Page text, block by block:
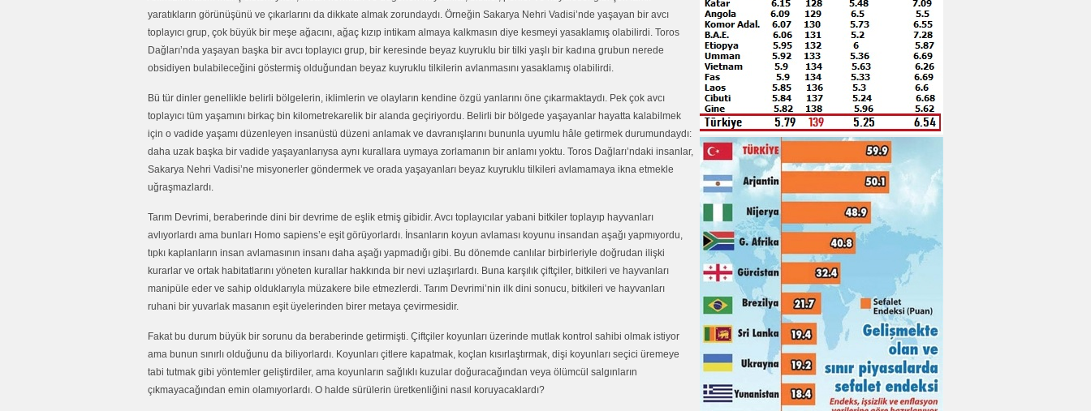
yaratıkların görünüşünü ve çıkarlarını da dikkate almak zorundaydı. Örneğin Sakarya Nehri Vadisi’nde yaşayan bir avcı
toplayıcı grup, çok büyük bir meşe ağacını, ağaç kızıp intikam almaya kalkmasın diye kesmeyi yasaklamış olabilirdi. Toros
Dağları’nda yaşayan başka bir avcı toplayıcı grup, bir keresinde beyaz kuyruklu bir tilki yaşlı bir kadına grubun nerede
obsidiyen bulabileceğini göstermiş olduğundan beyaz kuyruklu tilkilerin avlanmasını yasaklamış olabilirdi.
Bü tür dinler genellikle belirli bölgelerin, iklimlerin ve olayların kendine özgü yanlarını öne çıkarmaktaydı. Pek çok avcı
toplayıcı tüm yaşamını birkaç bin kilometrekarelik bir alanda geçiriyordu. Belirli bir bölgede yaşayanlar hayatta kalabilmek
için o vadide yaşamı düzenleyen insanüstü düzeni anlamak ve davranışlarını bununla uyumlu hâle getirmek durumundaydı:
daha uzak başka bir vadide yaşayanlarıysa aynı kurallara uymaya zorlamanın bir anlamı yoktu. Toros Dağları’ndaki insanlar,
Sakarya Nehri Vadisi’ne misyonerler göndermek ve orada yaşayanları beyaz kuyruklu tilkileri avlamamaya ikna etmekle
uğraşmazlardı.
Tarım Devrimi, beraberinde dini bir devrime de eşlik etmiş gibidir. Avcı toplayıcılar yabani bitkiler toplayıp hayvanları
avlıyorlardı ama bunları Homo sapiens’e eşit görüyorlardı. İnsanların koyun avlaması koyunu insandan aşağı yapmıyordu,
tıpkı kaplanların insan avlamasının insanı daha aşağı yapmadığı gibi. Bu dönemde canlılar birbirleriyle doğrudan ilişki
kurarlar ve ortak habitatlarını yöneten kurallar hakkında bir nevi uzlaşırlardı. Buna karşılık çiftçiler, bitkileri ve hayvanları
manipüle eder ve sahip olduklarıyla müzakere bile etmezlerdi. Tarım Devrimi’nin ilk dini sonucu, bitkileri ve hayvanları
ruhani bir yuvarlak masanın eşit üyelerinden birer metaya çevirmesidir.
Fakat bu durum büyük bir sorunu da beraberinde getirmişti. Çiftçiler koyunları üzerinde mutlak kontrol sahibi olmak istiyor
ama bunun sınırlı olduğunu da biliyorlardı. Koyunları çitlere kapatmak, koçlan kısırlaştırmak, dişi koyunları seçici üremeye
tabi tutmak gibi yöntemler geliştirdiler, ama koyunların sağlıklı kuzular doğuracağından veya ölümcül salgınların
çıkmayacağından emin olamıyorlardı. O halde sürülerin üretkenliğini nasıl koruyacaklardı?